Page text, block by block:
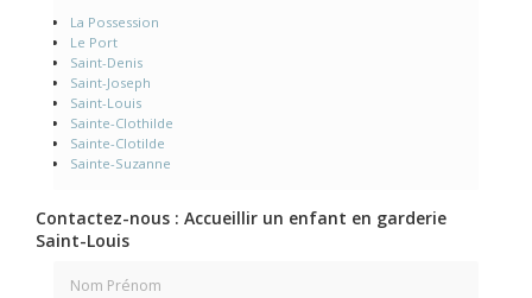
La Possession
Le Port
Saint-Denis
Saint-Joseph
Saint-Louis
Sainte-Clothilde
Sainte-Clotilde
Sainte-Suzanne
Contactez-nous : Accueillir un enfant en garderie
Saint-Louis